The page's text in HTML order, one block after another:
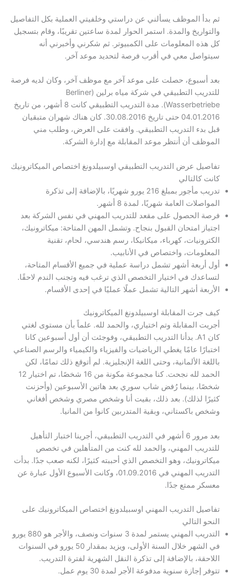
ثم بدأ الموظف يسألني عن دراستي وخلفيتي العملية بكل التفاصيل
والتواريخ والمدة. استمر الحوار لمدة ساعتين تقريبًا، وقام بتسجيل
كل هذه المعلومات على الكمبيوتر. ثم شكرني وأخبرني أنه
سيتواصل معي في أقرب فرصة لتحديد موعد آخر.
بعد أسبوع، حصلت على موعد آخر مع موظف آخر، وكان لديه فرصة
للتدريب التطبيقي في شركة مياه برلين (Berliner
Wasserbetriebe). مدة التدريب التطبيقي كانت 8 أشهر، من تاريخ
04.01.2016 حتى تاريخ 30.08.2016. كان هناك شهران متبقيان
قبل بدء التدريب التطبيقي. وافقت على العرض، وطلب مني
الموظف أن أنتظر موعد المقابلة مع إدارة الشركة.
تفاصيل عرض التدريب التطبيقي اوسبيلدونغ اختصاص الميكاترونيك
كانت كالتالي
تدريب مأجور بمبلغ 216 يورو شهريًا، بالإضافة إلى تذكرة
المواصلات العامة شهريًا، لمدة 8 أشهر.
فرصة الحصول على مقعد للتدريب المهني في نفس الشركة بعد
اجتياز امتحان القبول بنجاح. وتشمل المهن المتاحة: ميكاترونيك،
الكترونيات، كهرباء، ميكانيكا، رسم هندسي، لحام، تقنية
المعلومات، واختصاص في الأنابيب.
أول أربعة أشهر تشمل دراسة عملية في جميع الأقسام المتاحة،
لتساعدك في اختيار التخصص الذي ترغب فيه وتجنب الندم لاحقًا.
الأربعة أشهر التالية تشمل عملًا عمليًا في إحدى الأقسام.
كيف جرت المقابلة اوسبيلدونغ الميكاترونيك
أجريت المقابلة وتم اختياري، والحمد لله. علماً بأن مستوى لغتي
كان A1. بدأنا التدريب التطبيقي، وفوجئت أن أول أسبوعين كانا
اختبارًا عامًا يغطي الرياضيات والفيزياء والكيمياء والرسم الصناعي
باللغة الألمانية، وحتى اللغة الإنجليزية. لم أتوقع ذلك تمامًا، لكن
الحمد لله نجحت. كنا مجموعة مكونة من 16 شخصًا، تم اختيار 12
شخصًا، بينما رُفض شاب سوري بعد هاتين الأسبوعين (وأحزنت
كثيرًا لذلك). بعد ذلك، بقيت أنا وشخص مصري وشخص أفغاني
وشخص باكستاني، وبقية المتدربين كانوا من المانيا.
بعد مرور 6 أشهر في التدريب التطبيقي، أجرينا اختبار التأهيل
للتدريب المهني، والحمد لله كنت من المتأهلين في تخصص
ميكاترونيك، وهو التخصص الذي أحببته كثيرًا، لكنه صعب جدًا. بدأت
التدريب المهني في 01.09.2016، وكانت الأسبوع الأول عبارة عن
معسكر ممتع جدًا.
تفاصيل التدريب المهني اوسبيلدونغ اختصاص الميكاترونيك على
النحو التالي
التدريب المهني يستمر لمدة 3 سنوات ونصف، والأجر هو 880 يورو
في الشهر خلال السنة الأولى، ويزيد بمقدار 50 يورو في السنوات
اللاحقة، بالإضافة إلى تذكرة النقل الشهرية لفترة التدريب.
تتوفر إجازة سنوية مدفوعة الأجر لمدة 30 يوم عمل.